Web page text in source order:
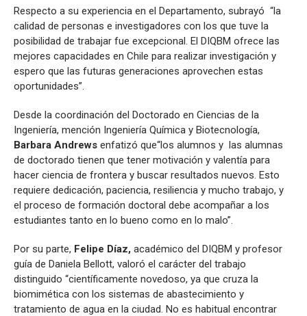
Respecto a su experiencia en el Departamento, subrayó “la
calidad de personas e investigadores con los que tuve la
posibilidad de trabajar fue excepcional. El DIQBM ofrece las
mejores capacidades en Chile para realizar investigación y
espero que las futuras generaciones aprovechen estas
oportunidades”.
Desde la coordinación del Doctorado en Ciencias de la
Ingeniería, mención Ingeniería Química y Biotecnología,
Barbara Andrews enfatizó que“los alumnos y las alumnas
de doctorado tienen que tener motivación y valentía para
hacer ciencia de frontera y buscar resultados nuevos. Esto
requiere dedicación, paciencia, resiliencia y mucho trabajo, y
el proceso de formación doctoral debe acompañar a los
estudiantes tanto en lo bueno como en lo malo”.
Por su parte, Felipe Díaz, académico del DIQBM y profesor
guía de Daniela Bellott, valoró el carácter del trabajo
distinguido “científicamente novedoso, ya que cruza la
biomimética con los sistemas de abastecimiento y
tratamiento de agua en la ciudad. No es habitual encontrar